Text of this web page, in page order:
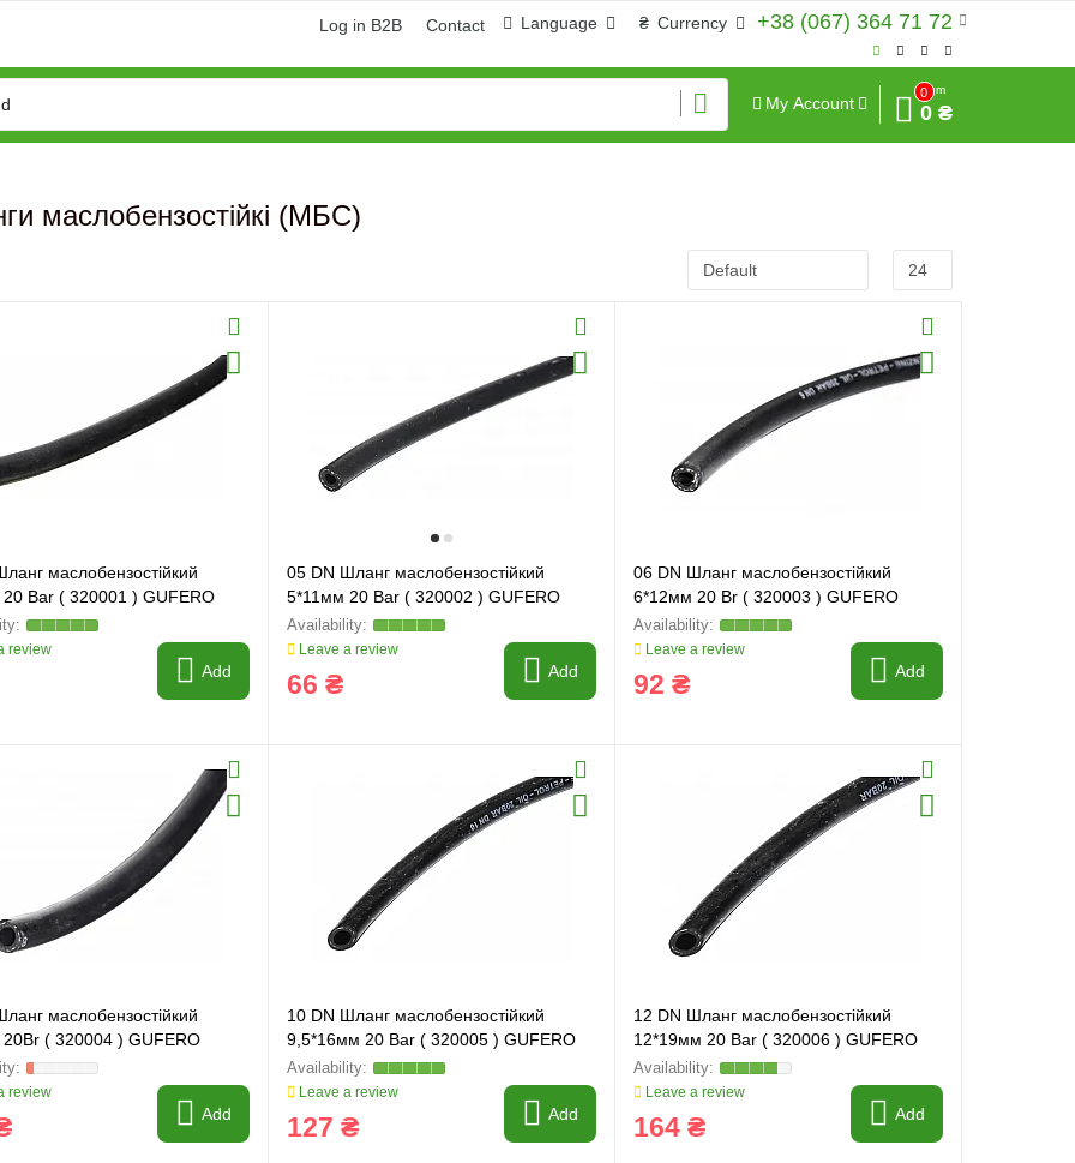
+38 (067) 364 71 72
₴ Currency
Language
Log in B2B Contact
My Account
0
Sum
0 ₴
and manufacturing Hose repairing and manufacturing
маслобензостійкі (МБС)
маслобензостійкий
Bar ( 320001 ) GUFERO
review
Add
05 DN Шланг маслобензостійкий
5*11мм 20 Bar ( 320002 ) GUFERO
Leave a review
66 ₴ Add
06 DN Шланг маслобензостійкий
6*12мм 20 Br ( 320003 ) GUFERO
Leave a review
92 ₴ Add
маслобензостійкий
( 320004 ) GUFERO
review
Add
10 DN Шланг маслобензостійкий
9,5*16мм 20 Bar ( 320005 ) GUFERO
Leave a review
127 ₴ Add
12 DN Шланг маслобензостійкий
12*19мм 20 Bar ( 320006 ) GUFERO
Leave a review
164 ₴ Add